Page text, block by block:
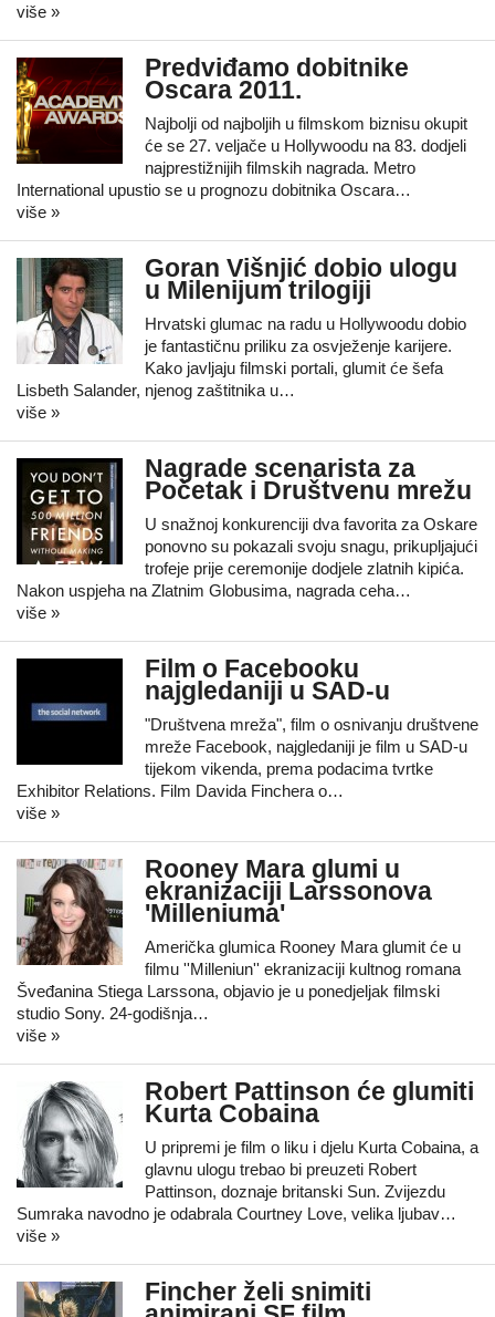
više »
Predviđamo dobitnike
Oscara 2011.
Najbolji od najboljih u filmskom biznisu okupit
će se 27. veljače u Hollywoodu na 83. dodjeli
najprestižnijih filmskih nagrada. Metro
International upustio se u prognozu dobitnika Oscara…
više »
Goran Višnjić dobio ulogu
u Milenijum trilogiji
Hrvatski glumac na radu u Hollywoodu dobio
je fantastičnu priliku za osvježenje karijere.
Kako javljaju filmski portali, glumit će šefa
Lisbeth Salander, njenog zaštitnika u…
više »
Nagrade scenarista za
Početak i Društvenu mrežu
U snažnoj konkurenciji dva favorita za Oskare
ponovno su pokazali svoju snagu, prikupljajući
trofeje prije ceremonije dodjele zlatnih kipića.
Nakon uspjeha na Zlatnim Globusima, nagrada ceha…
više »
Film o Facebooku
najgledaniji u SAD-u
"Društvena mreža", film o osnivanju društvene
mreže Facebook, najgledaniji je film u SAD-u
tijekom vikenda, prema podacima tvrtke
Exhibitor Relations. Film Davida Finchera o…
više »
Rooney Mara glumi u
ekranizaciji Larssonova
'Milleniuma'
Američka glumica Rooney Mara glumit će u
filmu ''Milleniun'' ekranizaciji kultnog romana
Šveđanina Stiega Larssona, objavio je u ponedjeljak filmski
studio Sony. 24-godišnja…
više »
Robert Pattinson će glumiti
Kurta Cobaina
U pripremi je film o liku i djelu Kurta Cobaina, a
glavnu ulogu trebao bi preuzeti Robert
Pattinson, doznaje britanski Sun. Zvijezdu
Sumraka navodno je odabrala Courtney Love, velika ljubav…
više »
Fincher želi snimiti